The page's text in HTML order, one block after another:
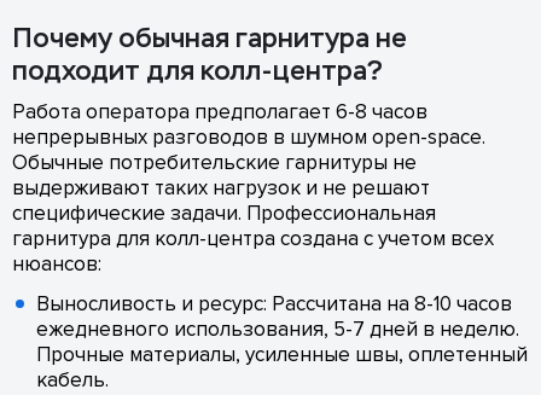
Почему обычная гарнитура не
подходит для колл-центра?
Работа оператора предполагает 6-8 часов
непрерывных разговодов в шумном open-space.
Обычные потребительские гарнитуры не
выдерживают таких нагрузок и не решают
специфические задачи. Профессиональная
гарнитура для колл-центра создана с учетом всех
нюансов:
Выносливость и ресурс: Рассчитана на 8-10 часов
ежедневного использования, 5-7 дней в неделю.
Прочные материалы, усиленные швы, оплетенный
кабель.